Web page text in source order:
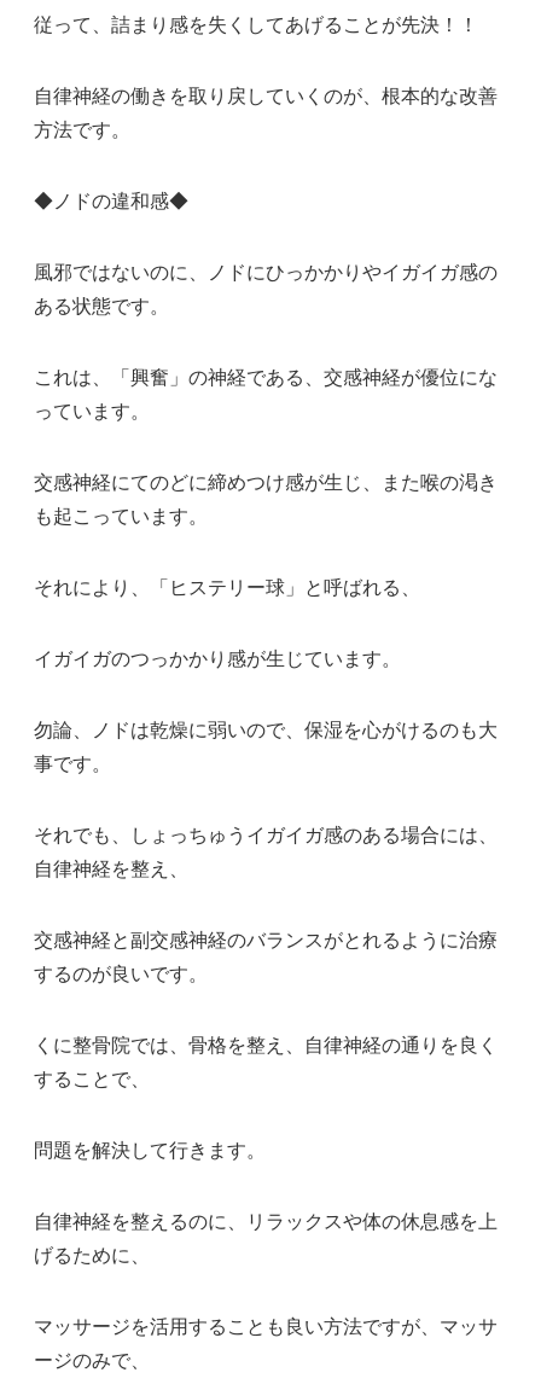
従って、詰まり感を失くしてあげることが先決！！
自律神経の働きを取り戻していくのが、根本的な改善
方法です。
◆ノドの違和感◆
風邪ではないのに、ノドにひっかかりやイガイガ感の
ある状態です。
これは、「興奮」の神経である、交感神経が優位にな
っています。
交感神経にてのどに締めつけ感が生じ、また喉の渇き
も起こっています。
それにより、「ヒステリー球」と呼ばれる、
イガイガのつっかかり感が生じています。
勿論、ノドは乾燥に弱いので、保湿を心がけるのも大
事です。
それでも、しょっちゅうイガイガ感のある場合には、
自律神経を整え、
交感神経と副交感神経のバランスがとれるように治療
するのが良いです。
くに整骨院では、骨格を整え、自律神経の通りを良く
することで、
問題を解決して行きます。
自律神経を整えるのに、リラックスや体の休息感を上
げるために、
マッサージを活用することも良い方法ですが、マッサ
ージのみで、